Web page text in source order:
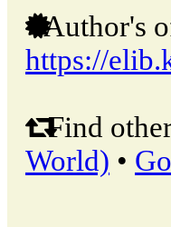
Author's
https://
Find
World) •